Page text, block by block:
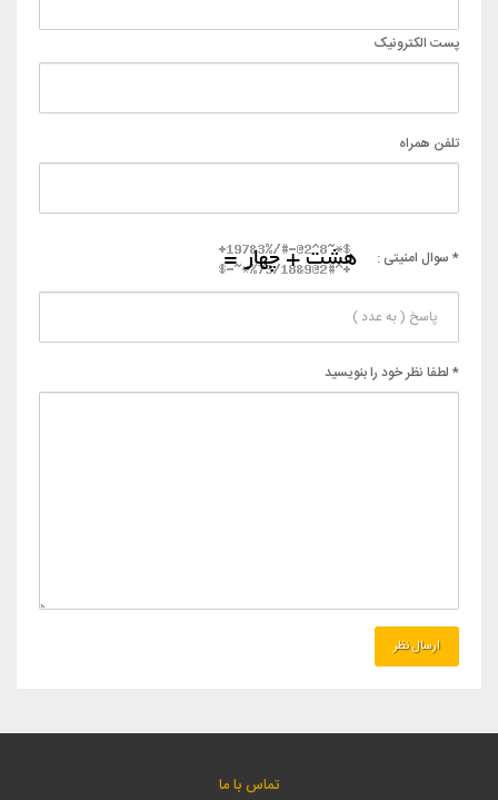
پست الکترونیک
تلفن همراه
* سوال امنیتی :
* لطفا نظر خود را بنویسید
تماس با ما